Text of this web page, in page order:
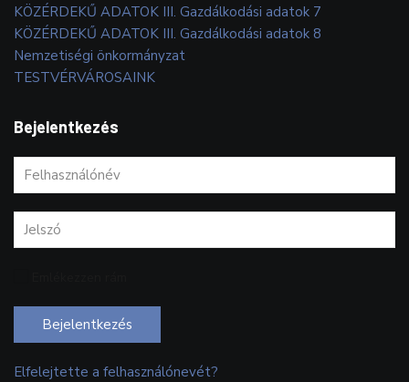
KÖZÉRDEKŰ ADATOK III. Gazdálkodási adatok 7
KÖZÉRDEKŰ ADATOK III. Gazdálkodási adatok 8
Nemzetiségi önkormányzat
TESTVÉRVÁROSAINK
Bejelentkezés
Bejelentkezés
Elfelejtette a felhasználónevét?